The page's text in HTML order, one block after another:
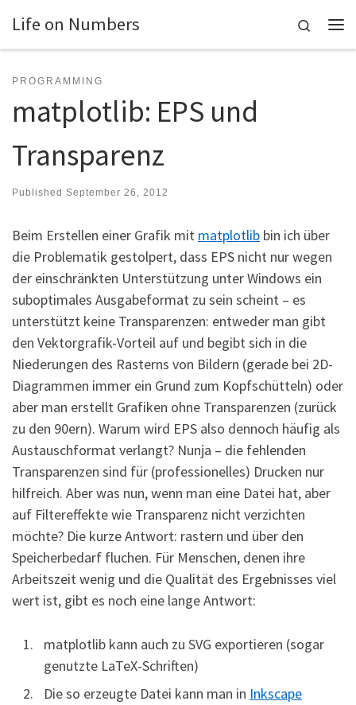
Skip to content
Life on Numbers
Search
PROGRAMMING
matplotlib: EPS und
Transparenz
Published September 26, 2012
Beim Erstellen einer Grafik mit matplotlib bin ich über
die Problematik gestolpert, dass EPS nicht nur wegen
der einschränkten Unterstützung unter Windows ein
suboptimales Ausgabeformat zu sein scheint – es
unterstützt keine Transparenzen: entweder man gibt
den Vektorgrafik-Vorteil auf und begibt sich in die
Niederungen des Rasterns von Bildern (gerade bei 2D-
Diagrammen immer ein Grund zum Kopfschütteln) oder
aber man erstellt Grafiken ohne Transparenzen (zurück
zu den 90ern). Warum wird EPS also dennoch häufig als
Austauschformat verlangt? Nunja – die fehlenden
Transparenzen sind für (professionelles) Drucken nur
hilfreich. Aber was nun, wenn man eine Datei hat, aber
auf Filtereffekte wie Transparenz nicht verzichten
möchte? Die kurze Antwort: rastern und über den
Speicherbedarf fluchen. Für Menschen, denen ihre
Arbeitszeit wenig und die Qualität des Ergebnisses viel
wert ist, gibt es noch eine lange Antwort:
matplotlib kann auch zu SVG exportieren (sogar
genutzte LaTeX-Schriften)
Die so erzeugte Datei kann man in Inkscape